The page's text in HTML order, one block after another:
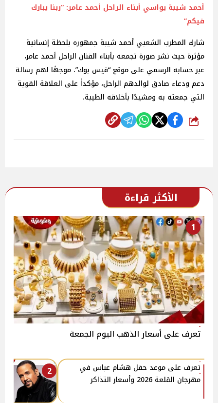
أحمد شيبة يواسي أبناء الراحل أحمد عامر: “ربنا يبارك
فيكم”‎
شارك المطرب الشعبي أحمد شيبة جمهوره بلحظة إنسانية
مؤثرة حيث نشر صورة تجمعه بأبناء الفنان الراحل أحمد عامر،
عبر حسابه الرسمي على موقع “فيس بوك”، موجهًا لهم رسالة
دعم ودعاء صادق لوالدهم الراحل، مؤكداً على العلاقة القوية
التي جمعته به ومشيدًا بأخلاقه الطيبة.
شارك
الأكثر قراءة
1
تعرف على أسعار الذهب اليوم الجمعة
2
تعرف على موعد حفل هشام عباس في
مهرجان القلعة 2026 وأسعار التذاكر